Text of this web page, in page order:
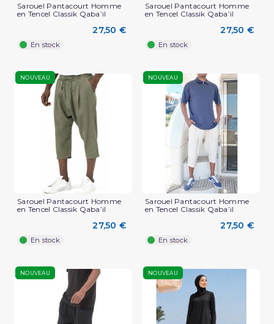
Sarouel Pantacourt Homme
en Tencel Classik Qaba’il
27,50 €
En stock
Sarouel Pantacourt Homme
en Tencel Classik Qaba’il
27,50 €
En stock
NOUVEAU
Sarouel Pantacourt Homme
en Tencel Classik Qaba’il
27,50 €
En stock
NOUVEAU
Sarouel Pantacourt Homme
en Tencel Classik Qaba’il
27,50 €
En stock
NOUVEAU NOUVEAU